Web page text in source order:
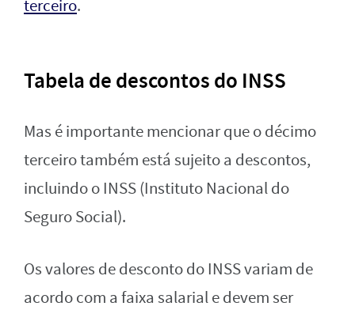
terceiro.
Tabela de descontos do INSS
Mas é importante mencionar que o décimo
terceiro também está sujeito a descontos,
incluindo o INSS (Instituto Nacional do
Seguro Social).
Os valores de desconto do INSS variam de
acordo com a faixa salarial e devem ser